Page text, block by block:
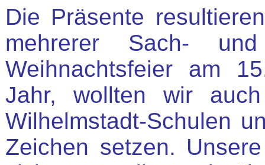
Die Präsente
mehrerer Sach-
Weihnachtsfeier am
Jahr, wollten wir
Wilhelmstadt-Schulen
Zeichen setzen.